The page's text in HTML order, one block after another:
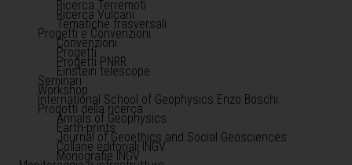
Ricerca Terremoti
Ricerca Vulcani
Tematiche trasversali
Progetti e Convenzioni
Convenzioni
Progetti
Progetti PNRR
Einstein telescope
Seminari
Workshop
International School of Geophysics Enzo Boschi
Prodotti della ricerca
Annals of Geophysics
Earth-prints
Journal of Geoethics and Social Geosciences
Collane editoriali INGV
Monografie INGV